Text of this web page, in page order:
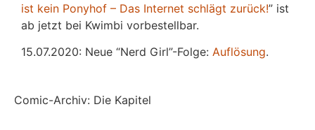
ist kein Ponyhof – Das Internet schlägt zurück!” ist
ab jetzt bei Kwimbi vorbestellbar.
15.07.2020: Neue “Nerd Girl”-Folge: Auflösung.
Comic-Archiv: Die Kapitel